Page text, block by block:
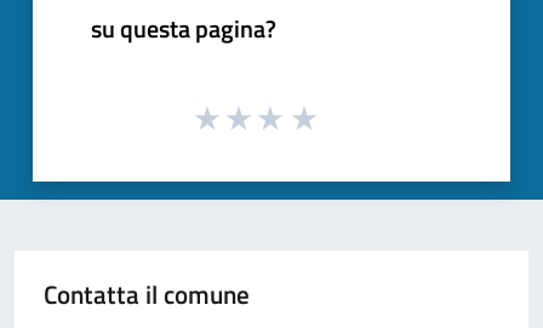
su questa pagina?
Contatta il comune